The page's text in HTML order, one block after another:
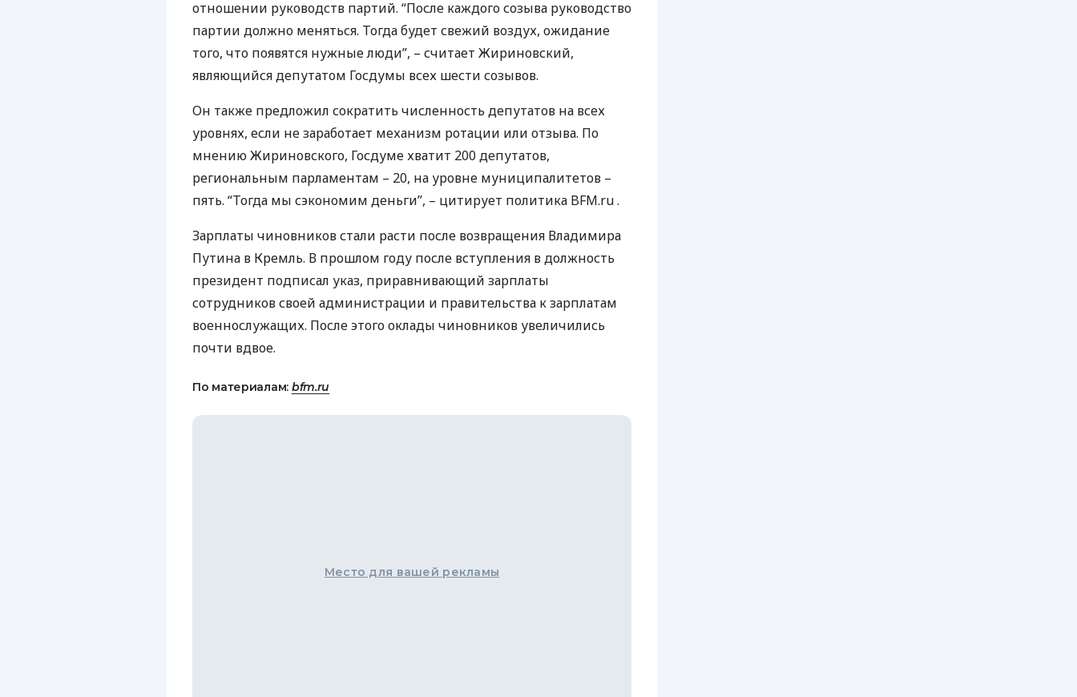
отношении руководств партий. “После каждого созыва руководство
партии должно меняться. Тогда будет свежий воздух, ожидание
того, что появятся нужные люди”, – считает Жириновский,
являющийся депутатом Госдумы всех шести созывов.
Он также предложил сократить численность депутатов на всех
уровнях, если не заработает механизм ротации или отзыва. По
мнению Жириновского, Госдуме хватит 200 депутатов,
региональным парламентам – 20, на уровне муниципалитетов –
пять. “Тогда мы сэкономим деньги”, – цитирует политика BFM.ru .
Зарплаты чиновников стали расти после возвращения Владимира
Путина в Кремль. В прошлом году после вступления в должность
президент подписал указ, приравнивающий зарплаты
сотрудников своей администрации и правительства к зарплатам
военнослужащих. После этого оклады чиновников увеличились
почти вдвое.
По материалам: bfm.ru
Место для вашей рекламы